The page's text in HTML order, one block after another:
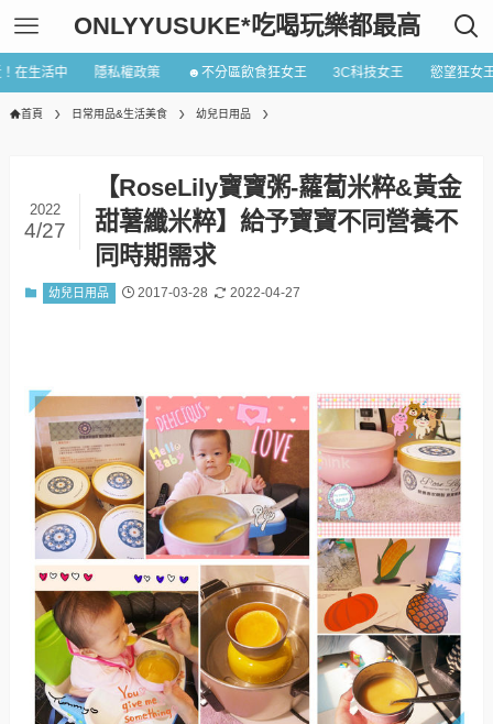
ONLYYUSUKE*吃喝玩樂都最高
在生活中 隱私權政策 ☻不分區飲食狂女王 3C科技女王 慾望狂女
首頁 日常用品&生活美食 幼兒日用品
【RoseLily寶寶粥-蘿蔔米粹&黃金
甜薯纖米粹】給予寶寶不同營養不
同時期需求
2022
4/27
幼兒日用品 2017-03-28 2022-04-27